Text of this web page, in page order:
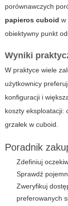
porównawczych
papieros cuboid w
obiektywny punkt
Wyniki
W praktyce wiele
użytkownicy
konfiguracji i
koszty eksploatacji:
grzałek w cuboid.
Poradnik
Zdefiniuj
Sprawdź
Zweryfikuj
preferowanych